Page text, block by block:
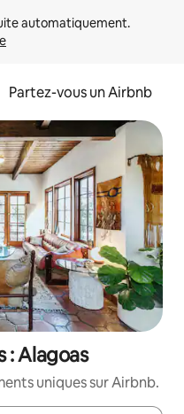
Partez-vous un Airbnb
: Alagoas
uniques sur Airbnb.